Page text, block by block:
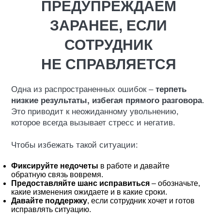
ПРЕДУПРЕЖДАЕМ
ЗАРАНЕЕ, ЕСЛИ
СОТРУДНИК
НЕ СПРАВЛЯЕТСЯ
Одна из распространенных ошибок – терпеть
низкие результаты, избегая прямого разговора.
Это приводит к неожиданному увольнению,
которое всегда вызывает стресс и негатив.
Чтобы избежать такой ситуации:
Фиксируйте недочеты в работе и давайте
обратную связь вовремя.
Предоставляйте шанс исправиться – обозначьте,
какие изменения ожидаете и в какие сроки.
Давайте поддержку, если сотрудник хочет и готов
исправлять ситуацию.